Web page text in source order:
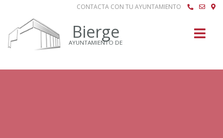
CONTACTA CON TU AYUNTAMIENTO
Bierge
AYUNTAMIENTO DE